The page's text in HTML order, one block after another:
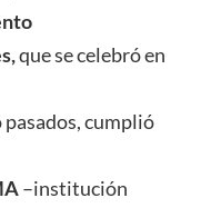
que se celebró en
cumplió
–institución